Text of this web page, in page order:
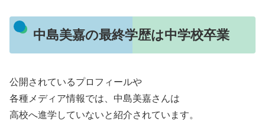
中島美嘉の最終学歴は中学校卒業
公開されているプロフィールや
各種メディア情報では、中島美嘉さんは
高校へ進学していないと紹介されています。